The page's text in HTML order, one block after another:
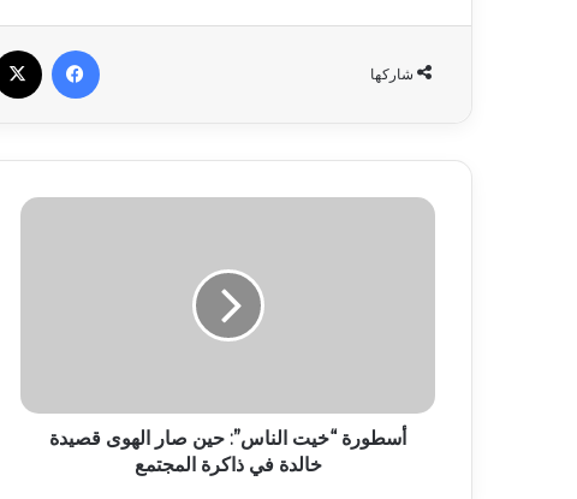
شاركها
فيسبوك
أسطورة “خيت الناس”: حين صار الهوى قصيدة
خالدة في ذاكرة المجتمع